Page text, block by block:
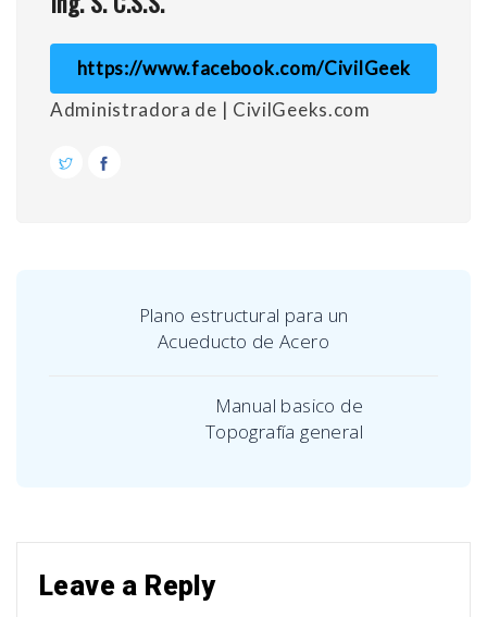
https://www.facebook.com/CivilGeek
Administradora de | CivilGeeks.com
Plano estructural para un
Acueducto de Acero
Manual basico de
Topografía general
Leave a Reply